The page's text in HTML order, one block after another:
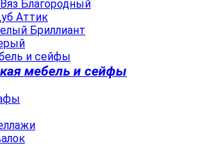
Благородный
Аттик
Бриллиант
и сейфы
мебель и сейфы